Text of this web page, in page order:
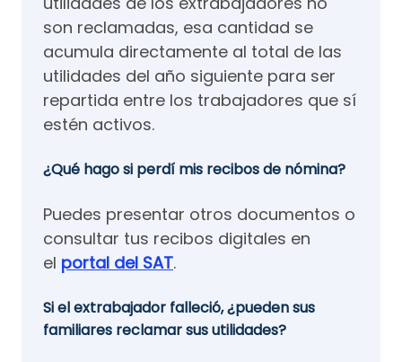
son reclamadas, esa cantidad se
acumula directamente al total de las
utilidades del año siguiente para ser
repartida entre los trabajadores que sí
estén activos.
¿Qué hago si perdí mis recibos de nómina?
Puedes presentar otros documentos o
consultar tus recibos digitales en
el portal del SAT.
Si el extrabajador falleció, ¿pueden sus
familiares reclamar sus utilidades?